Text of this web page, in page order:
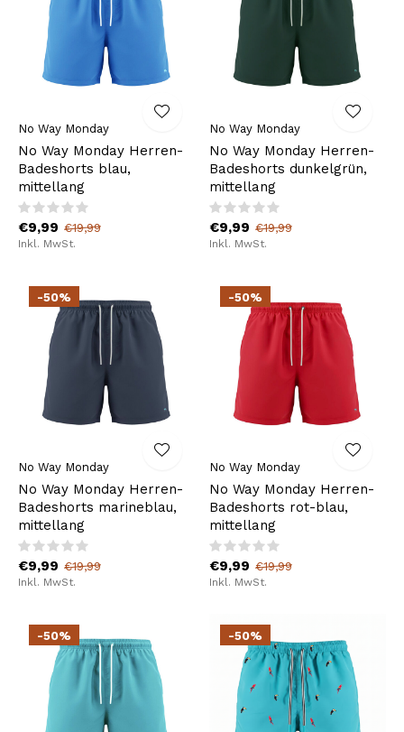
No Way Monday
No Way Monday Herren-
Badeshorts blau,
mittellang
€9,99 €19,99
Inkl. MwSt.
No Way Monday
No Way Monday Herren-
Badeshorts dunkelgrün,
mittellang
€9,99 €19,99
Inkl. MwSt.
-50%
No Way Monday
No Way Monday Herren-
Badeshorts marineblau,
mittellang
€9,99 €19,99
Inkl. MwSt.
-50%
No Way Monday
No Way Monday Herren-
Badeshorts rot-blau,
mittellang
€9,99 €19,99
Inkl. MwSt.
-50% -50%